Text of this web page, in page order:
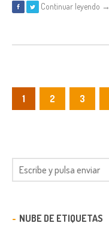
Continuar leyendo →
1 2 3
NUBE DE ETIQUETAS